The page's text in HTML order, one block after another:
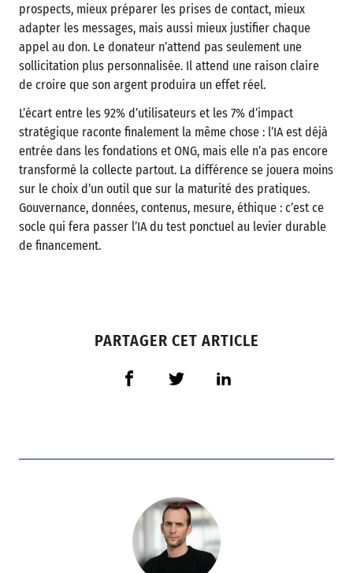
prospects, mieux préparer les prises de contact, mieux
adapter les messages, mais aussi mieux justifier chaque
appel au don. Le donateur n’attend pas seulement une
sollicitation plus personnalisée. Il attend une raison claire
de croire que son argent produira un effet réel.
L’écart entre les 92% d’utilisateurs et les 7% d’impact
stratégique raconte finalement la même chose : l’IA est déjà
entrée dans les fondations et ONG, mais elle n’a pas encore
transformé la collecte partout. La différence se jouera moins
sur le choix d’un outil que sur la maturité des pratiques.
Gouvernance, données, contenus, mesure, éthique : c’est ce
socle qui fera passer l’IA du test ponctuel au levier durable
de financement.
PARTAGER CET ARTICLE